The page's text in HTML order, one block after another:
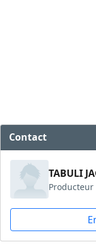
Contact
TABULI
Producteur